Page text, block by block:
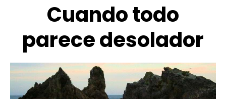
Cuando todo
parece desolador